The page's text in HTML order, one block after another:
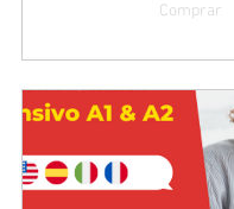
Comprar